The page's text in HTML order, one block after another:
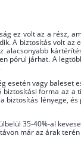
ez volt az a rész,
A biztosítás volt
pórul járhat. A
vagy baleset
forma az a
lényege,
35-40%-al
már az árak